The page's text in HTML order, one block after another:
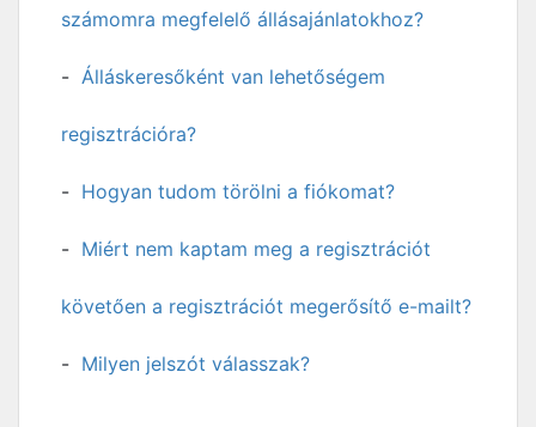
számomra megfelelő állásajánlatokhoz?
Álláskeresőként van lehetőségem
regisztrációra?
Hogyan tudom törölni a fiókomat?
Miért nem kaptam meg a regisztrációt
követően a regisztrációt megerősítő e-mailt?
Milyen jelszót válasszak?